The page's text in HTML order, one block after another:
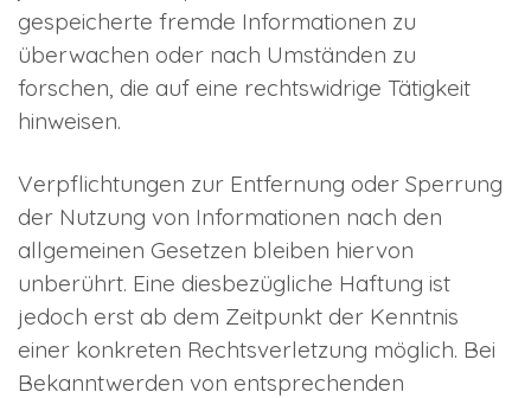
gespeicherte fremde Informationen zu
überwachen oder nach Umständen zu
forschen, die auf eine rechtswidrige Tätigkeit
hinweisen.
Verpflichtungen zur Entfernung oder Sperrung
der Nutzung von Informationen nach den
allgemeinen Gesetzen bleiben hiervon
unberührt. Eine diesbezügliche Haftung ist
jedoch erst ab dem Zeitpunkt der Kenntnis
einer konkreten Rechtsverletzung möglich. Bei
Bekanntwerden von entsprechenden